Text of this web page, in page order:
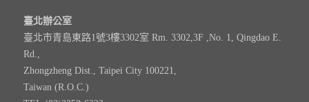
臺北辦公室
臺北市青島東路1號3樓3302室 Rm. 3302,3F ,No. 1, Qingdao E.
Rd.,
Zhongzheng Dist., Taipei City 100221,
Taiwan (R.O.C.)